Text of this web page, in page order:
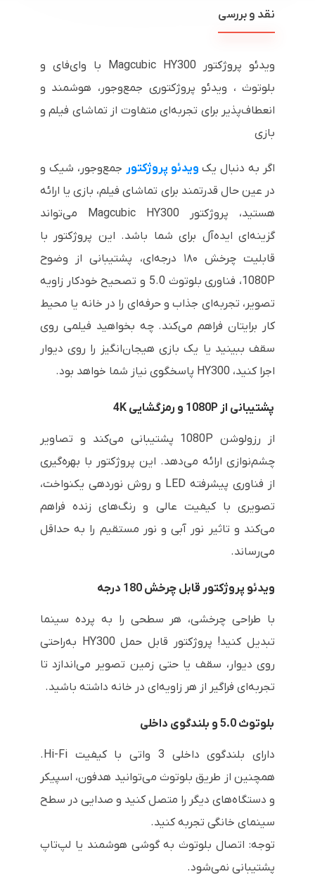
نقد و بررسی
ویدئو پروژکتور Magcubic HY300 با وای‌فای و
بلوتوث ، ویدئو پروژکتوری جمع‌وجور، هوشمند و
انعطاف‌پذیر برای تجربه‌ای متفاوت از تماشای فیلم و
بازی
اگر به دنبال یک ویدئو پروژکتور جمع‌وجور، شیک و
در عین حال قدرتمند برای تماشای فیلم، بازی یا ارائه
هستید، پروژکتور Magcubic HY300 می‌تواند
گزینه‌ای ایده‌آل برای شما باشد. این پروژکتور با
قابلیت چرخش ۱۸۰ درجه‌ای، پشتیبانی از وضوح
1080P، فناوری بلوتوث 5.0 و تصحیح خودکار زاویه
تصویر، تجربه‌ای جذاب و حرفه‌ای را در خانه یا محیط
کار برایتان فراهم می‌کند. چه بخواهید فیلمی روی
سقف ببینید یا یک بازی هیجان‌انگیز را روی دیوار
اجرا کنید، HY300 پاسخگوی نیاز شما خواهد بود.
پشتیبانی از 1080P و رمزگشایی 4K
از رزولوشن 1080P پشتیبانی می‌کند و تصاویر
چشم‌نوازی ارائه می‌دهد. این پروژکتور با بهره‌گیری
از فناوری پیشرفته LED و روش نوردهی یکنواخت،
تصویری با کیفیت عالی و رنگ‌های زنده فراهم
می‌کند و تاثیر نور آبی و نور مستقیم را به حداقل
می‌رساند.
ویدئو پروژکتور قابل چرخش 180 درجه
با طراحی چرخشی، هر سطحی را به پرده سینما
تبدیل کنید! پروژکتور قابل حمل HY300 به‌راحتی
روی دیوار، سقف یا حتی زمین تصویر می‌اندازد تا
تجربه‌ای فراگیر از هر زاویه‌ای در خانه داشته باشید.
بلوتوث 5.0 و بلندگوی داخلی
دارای بلندگوی داخلی 3 واتی با کیفیت Hi-Fi.
همچنین از طریق بلوتوث می‌توانید هدفون، اسپیکر
و دستگاه‌های دیگر را متصل کنید و صدایی در سطح
سینمای خانگی تجربه کنید.
توجه: اتصال بلوتوث به گوشی هوشمند یا لپ‌تاپ
پشتیبانی نمی‌شود.